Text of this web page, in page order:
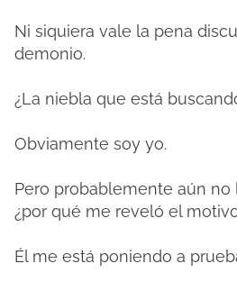
Ni siquiera vale la pena
demonio.
¿La niebla que está
Obviamente soy yo.
Pero probablemente aún no
¿por qué me reveló el
Él me está poniendo a